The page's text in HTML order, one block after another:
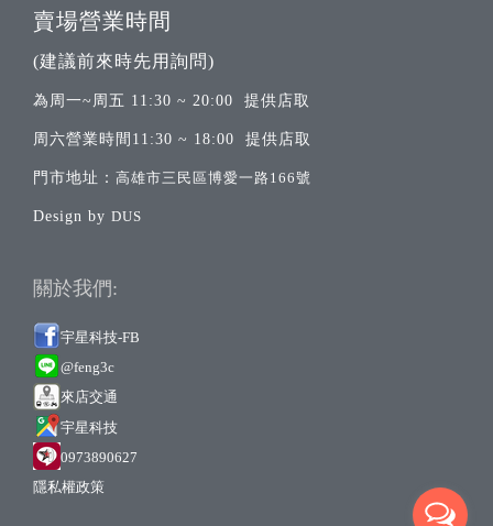
賣場營業時間
(建議前來時先用詢問)
為周一~周五 11:30 ~ 20:00 提供店取
周六營業時間11:30 ~ 18:00 提供店取
門市地址： 高雄市三民區博愛一路166號
Design by DUS
關於我們:
宇星科技-FB
@feng3c
來店交通
宇星科技
0973890627
隱私權政策